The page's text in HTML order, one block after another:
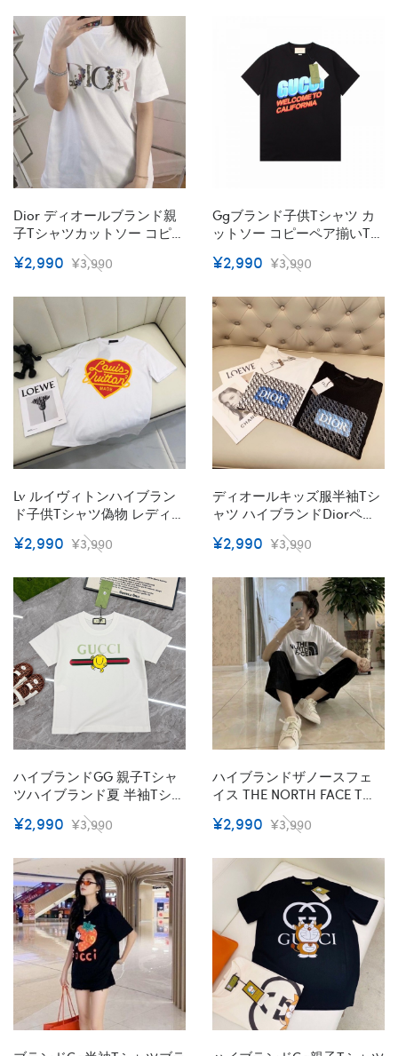
S¬3XL オーバーサイズ ペア
揃いtシャツ ユニセック ブ
ランド
Dior ディオールブランド親
子tシャツカットソー コピー
ハイブランドキッズ服tシャ
ツ 90¬160cm 偽物レディー
着カジュアル高品質S¬3XL
¥2,990 ¥3,990
Ggブランド子供tシャツ カ
ットソー コピーペア揃いtシ
ャツ ハイブランド夏tシャツ
上着 カジュアル ブランドt
3XL
¥2,990 ¥3,990
Lv ルイヴィトンハイブラン
ド子供tシャツ偽物 レディー
ス メンズ 20代 30代40代tシ
ャツ 激安 パロディ 大人の上
セック ブランド
¥2,990 ¥3,990
ディオールキッズ服半袖tシ
ャツ ハイブランドDiorペア
揃いtシャツ偽物レディース
メンズ 90¬160cm 綿100%で
ブランドペア揃いtシャツカ
ットソー S¬3XL コピーブラ
ンドtシャツオーバーサイズ
¥2,990 ¥3,990
ハイブランドGG 親子tシャ
ツハイブランド夏 半袖tシャ
ツ オーバーサイズ Tシャツ
カットソー ペアカップルtシ
ンド 子供Ｔシャツ
90¬160CM
¥2,990 ¥3,990
ハイブランドザノースフェ
イス THE NORTH FACE Tシ
ャツ 夏ハイブランドユニセ
ックス半袖tシャツ 男女兼用
激安屋20代 30代40代tシャ
ツ 激安パロディ
¥2,990 ¥3,990